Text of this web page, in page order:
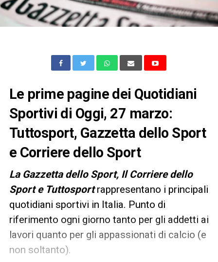
Le prime pagine dei Quotidiani
Sportivi di Oggi, 27 marzo:
Tuttosport, Gazzetta dello Sport
e Corriere dello Sport
La Gazzetta dello Sport, Il Corriere dello
Sport e Tuttosportrappresentano i principali
quotidiani sportivi in Italia. Punto di
riferimento ogni giorno tanto per gli addetti ai
lavori quanto per gli appassionati di calcio (e
non soltanto).